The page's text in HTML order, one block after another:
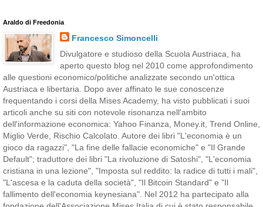
Araldo di Freedonia
Francesco Simoncelli
Divulgatore e studioso della Scuola Austriaca, ha
aperto questo blog nel 2010 come approfondimento
alle questioni economico/politiche analizzate secondo un'ottica
Austriaca e libertaria. Dopo aver affinato le sue conoscenze
frequentando i corsi della Mises Academy, ha visto pubblicati i suoi
articoli anche su siti con notevole risonanza nell'ambito
dell'informazione economica: Yahoo Finanza, Money.it, Trend Online,
Miglio Verde, Rischio Calcolato. Autore dei libri "L'economia è un
gioco da ragazzi", "La fine delle fallacie economiche" e "Il Grande
Default"; traduttore dei libri "La rivoluzione di Satoshi", "L'economia
cristiana in una lezione", "Imposta sul reddito: la radice di tutti i mali",
"L'ascesa e la caduta della società", "Il Bitcoin Standard" e "Il
fallimento dell'economia keynesiana". Nel 2012 ha partecipato alla